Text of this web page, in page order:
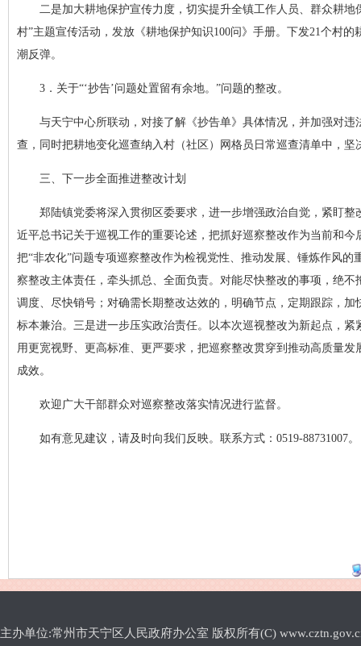
二是加大耕地保护宣传力度，切实提升全镇工作人员、群众耕
村”主题宣传活动，发放《耕地保护知识100问》手册。下发21个村
潮反弹。
3．关于“‘抄告’问题处置留有余地。”问题的整改。
与天宁中心所联动，对接了解《抄告单》具体情况，并加强对
查，同时把耕地变化巡查纳入村（社区）网格员日常巡查清单中，坚
三、下一步全面推进整改计划
郑陆镇党委将深入贯彻区委要求，进一步增强政治自觉，紧盯
近平总书记关于巡视工作的重要论述，把抓好巡察整改作为当前和
把“非农化”问题专项巡察整改作为检视党性、推动发展、锤炼作风
察整改主体责任，牵头抓总、全面负责。对能尽快整改的事项，绝
调度、尽快销号；对确需长期整改达效的，明确节点，定期跟踪，
标本兼治。三是进一步压实政治责任。以本次巡视整改为新起点，
用更宽视野、更高标准、更严要求，把巡察整改贯穿到推动高质量
成效。
欢迎广大干部群众对巡察整改落实情况进行监督。
如有意见建议，请及时向我们反映。联系方式：0519-88731007。
主办单位:常州市天宁区人民政府办公室 版权所有(C)